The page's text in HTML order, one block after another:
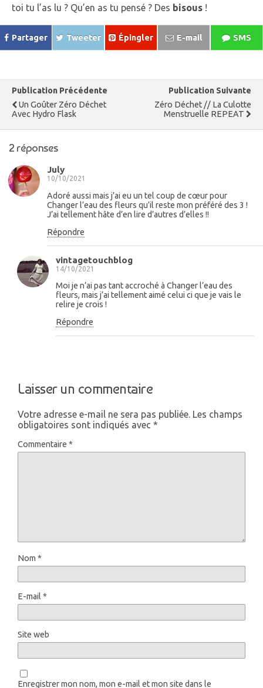
toi tu l’as lu ? Qu’en as tu pensé ? Des bisous !
Partager Tweeter Épingler E-mail SMS
Publication Précédente
Un Goûter Zéro Déchet
Avec Hydro Flask
Publication Suivante
Zéro Déchet // La Culotte
Menstruelle REPEAT
2 réponses
July
10/10/2021
Adoré aussi mais j’ai eu un tel coup de cœur pour
Changer l’eau des fleurs qu’il reste mon préféré des 3 !
J’ai tellement hâte d’en lire d’autres d’elles !!
Répondre
vintagetouchblog
14/10/2021
Moi je n’ai pas tant accroché à Changer l’eau des
fleurs, mais j’ai tellement aimé celui ci que je vais le
relire je crois !
Répondre
Laisser un commentaire
Votre adresse e-mail ne sera pas publiée. Les champs
obligatoires sont indiqués avec *
Commentaire *
Nom *
E-mail *
Site web
Enregistrer mon nom, mon e-mail et mon site dans le